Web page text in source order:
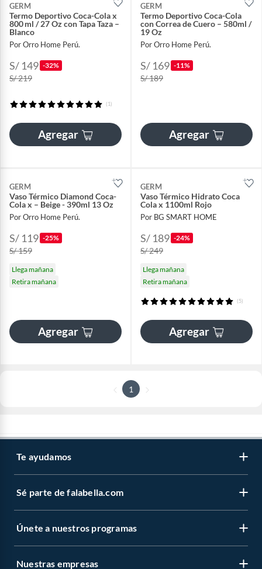
GERM
Termo Deportivo Coca-Cola x
800 ml / 27 Oz con Tapa Taza –
Blanco
Por Orro Home Perú.
S/ 149 -32%
S/ 219
(1)
Agregar
GERM
Termo Deportivo Coca-Cola
con Correa de Cuero – 580ml /
19 Oz
Por Orro Home Perú.
S/ 169 -11%
S/ 189
Agregar
GERM
Vaso Térmico Diamond Coca-
Cola x – Beige - 390ml 13 Oz
Por Orro Home Perú.
S/ 119 -25%
S/ 159
Llega mañana
Retira mañana
Agregar
GERM
Vaso Térmico Hidrato Coca
Cola x 1100ml Rojo
Por BG SMART HOME
S/ 189 -24%
S/ 249
Llega mañana
Retira mañana
(5)
Agregar
1
Te ayudamos
Sé parte de falabella.com
Únete a nuestros programas
Nuestras empresas